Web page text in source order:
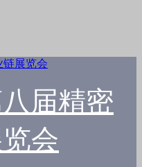
届精密
会